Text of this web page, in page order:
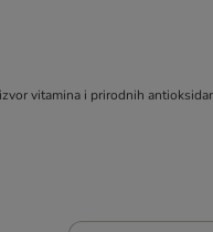
vitamina i prirodnih